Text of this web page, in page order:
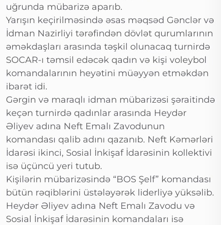
uğrunda mübarizə aparıb.
Yarışın keçirilməsində əsas məqsəd Gənclər və
İdman Nazirliyi tərəfindən dövlət qurumlarının
əməkdaşları arasında təşkil olunacaq turnirdə
SOCAR-ı təmsil edəcək qadın və kişi voleybol
komandalarının heyətini müəyyən etməkdən
ibarət idi.
Gərgin və maraqlı idman mübarizəsi şəraitində
keçən turnirdə qadınlar arasında Heydər
Əliyev adına Neft Emalı Zavodunun
komandası qalib adını qazanıb. Neft Kəmərləri
İdarəsi ikinci, Sosial İnkişaf İdarəsinin kollektivi
isə üçüncü yeri tutub.
Kişilərin mübarizəsində “BOS Şelf” komandası
bütün rəqiblərini üstələyərək liderliyə yüksəlib.
Heydər Əliyev adına Neft Emalı Zavodu və
Sosial İnkişaf İdarəsinin komandaları isə